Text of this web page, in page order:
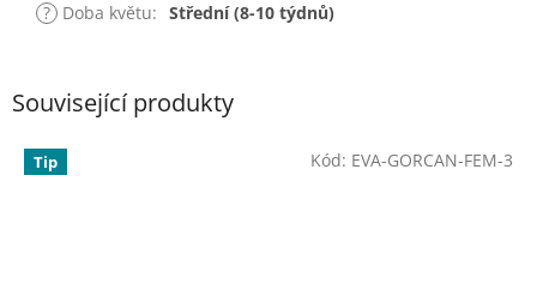
Související produkty
Tip Kód: EVA-GORCAN-FEM-3
? Doba květu: Střední (8-10 týdnů)